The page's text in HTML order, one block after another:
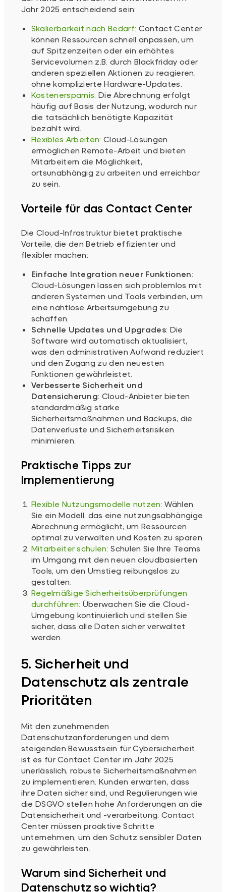
Jahr 2025 entscheidend sein:
Skalierbarkeit nach Bedarf: Contact Center
können Ressourcen schnell anpassen, um
auf Spitzenzeiten oder ein erhöhtes
Servicevolumen z.B. durch Blackfriday oder
anderen speziellen Aktionen zu reagieren,
ohne komplizierte Hardware-Updates.
Kostenersparnis: Die Abrechnung erfolgt
häufig auf Basis der Nutzung, wodurch nur
die tatsächlich benötigte Kapazität
bezahlt wird.
Flexibles Arbeiten: Cloud-Lösungen
ermöglichen Remote-Arbeit und bieten
Mitarbeitern die Möglichkeit,
ortsunabhängig zu arbeiten und erreichbar
zu sein.
Vorteile für das Contact Center
Die Cloud-Infrastruktur bietet praktische
Vorteile, die den Betrieb effizienter und
flexibler machen:
Einfache Integration neuer Funktionen:
Cloud-Lösungen lassen sich problemlos mit
anderen Systemen und Tools verbinden, um
eine nahtlose Arbeitsumgebung zu
schaffen.
Schnelle Updates und Upgrades: Die
Software wird automatisch aktualisiert,
was den administrativen Aufwand reduziert
und den Zugang zu den neuesten
Funktionen gewährleistet.
Verbesserte Sicherheit und
Datensicherung: Cloud-Anbieter bieten
standardmäßig starke
Sicherheitsmaßnahmen und Backups, die
Datenverluste und Sicherheitsrisiken
minimieren.
Praktische Tipps zur
Implementierung
Flexible Nutzungsmodelle nutzen: Wählen
Sie ein Modell, das eine nutzungsabhängige
Abrechnung ermöglicht, um Ressourcen
optimal zu verwalten und Kosten zu sparen.
Mitarbeiter schulen: Schulen Sie Ihre Teams
im Umgang mit den neuen cloudbasierten
Tools, um den Umstieg reibungslos zu
gestalten.
Regelmäßige Sicherheitsüberprüfungen
durchführen: Überwachen Sie die Cloud-
Umgebung kontinuierlich und stellen Sie
sicher, dass alle Daten sicher verwaltet
werden.
5. Sicherheit und
Datenschutz als zentrale
Prioritäten
Mit den zunehmenden
Datenschutzanforderungen und dem
steigenden Bewusstsein für Cybersicherheit
ist es für Contact Center im Jahr 2025
unerlässlich, robuste Sicherheitsmaßnahmen
zu implementieren. Kunden erwarten, dass
ihre Daten sicher sind, und Regulierungen wie
die DSGVO stellen hohe Anforderungen an die
Datensicherheit und -verarbeitung. Contact
Center müssen proaktive Schritte
unternehmen, um den Schutz sensibler Daten
zu gewährleisten.
Warum sind Sicherheit und
Datenschutz so wichtig?